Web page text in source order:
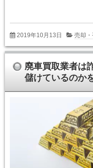
2019年10月13日 売却
廃車買取業者は
儲けているのか